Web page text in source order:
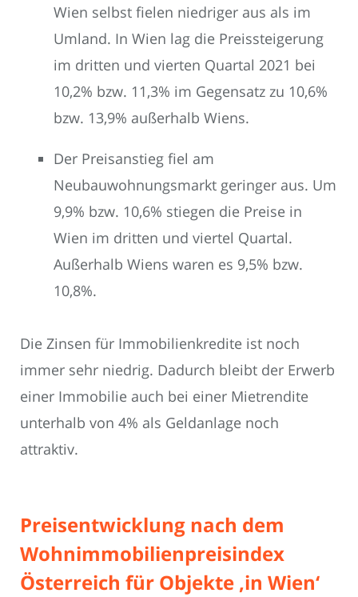
Wien selbst fielen niedriger aus als im
Umland. In Wien lag die Preissteigerung
im dritten und vierten Quartal 2021 bei
10,2% bzw. 11,3% im Gegensatz zu 10,6%
bzw. 13,9% außerhalb Wiens.
Der Preisanstieg fiel am
Neubauwohnungsmarkt geringer aus. Um
9,9% bzw. 10,6% stiegen die Preise in
Wien im dritten und viertel Quartal.
Außerhalb Wiens waren es 9,5% bzw.
10,8%.
Die Zinsen für Immobilienkredite ist noch
immer sehr niedrig. Dadurch bleibt der Erwerb
einer Immobilie auch bei einer Mietrendite
unterhalb von 4% als Geldanlage noch
attraktiv.
Preisentwicklung nach dem
Wohnimmobilienpreisindex
Österreich für Objekte ‚in Wien‘